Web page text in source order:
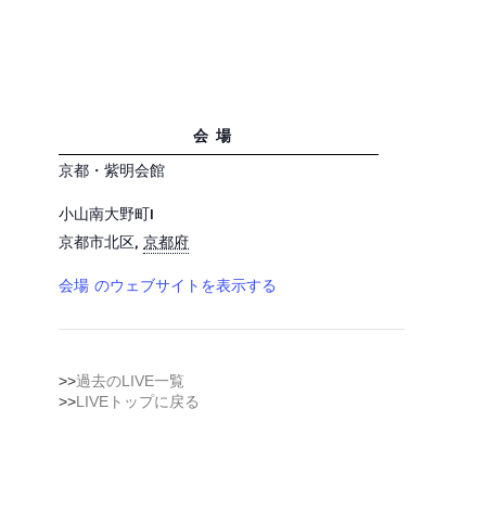
会場
京都・紫明会館
小山南大野町1
京都市北区, 京都府
会場 のウェブサイトを表示する
>>過去のLIVE一覧
>>LIVEトップに戻る